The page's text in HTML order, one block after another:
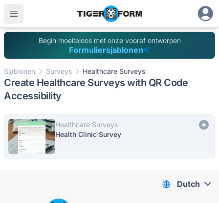
Begin moeiteloos met onze vooraf ontworpen
Formuliersjablonen
Sjablonen Surveys Healthcare Surveys
Create Healthcare Surveys with QR Code
Accessibility
Healthcare Surveys
Health Clinic Survey
Dutch